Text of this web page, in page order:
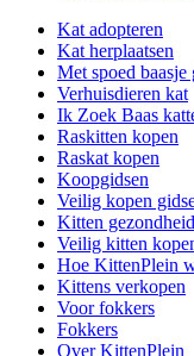
Kat adopteren
Kat herplaatsen
Met spoed baasje
Verhuisdieren kat
Ik Zoek Baas
Raskitten kopen
Raskat kopen
Koopgidsen
Veilig kopen
Kitten gezondheid
Veilig kitten
Hoe KittenPlein
Kittens verkopen
Voor fokkers
Fokkers
Over KittenPlein